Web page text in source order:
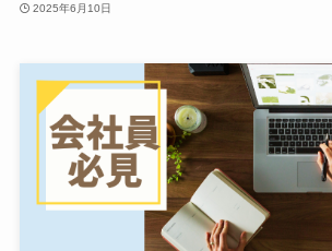
2025年6月10日